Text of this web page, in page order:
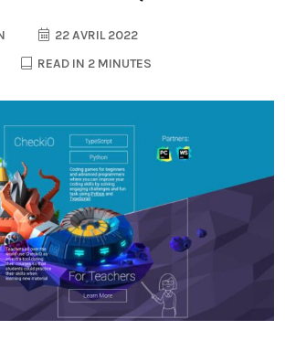
22 AVRIL 2022
READ IN 2 MINUTES